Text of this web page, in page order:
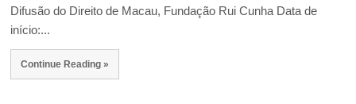
Difusão do Direito de Macau, Fundação Rui Cunha Data de
início:...
Continue Reading »